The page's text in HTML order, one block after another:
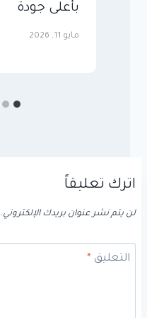
بأعلى جودة
مايو 11, 2026
اترك تعليقاً
لن يتم نشر عنوان بريدك الإلكتروني.
التعليق*